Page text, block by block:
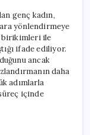
genç kadın,
yönlendirmeye
birikimleri ile
ifade ediliyor.
ancak
daha
adımlarla
içinde